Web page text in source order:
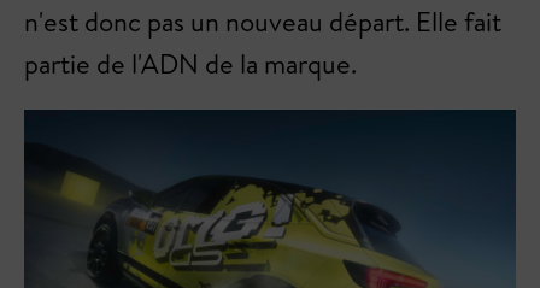
n'est donc pas un nouveau départ. Elle fait
partie de l'ADN de la marque.